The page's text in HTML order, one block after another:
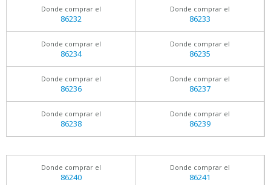
Donde comprar el
86232
Donde comprar el
86233
Donde comprar el
86234
Donde comprar el
86235
Donde comprar el
86236
Donde comprar el
86237
Donde comprar el
86238
Donde comprar el
86239
Donde comprar el
86240
Donde comprar el
86241